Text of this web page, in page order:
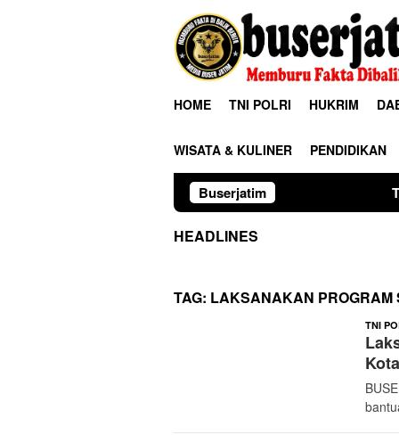
HOME TNI POLRI HUKRIM
WISATA & KULINER PENDIDIKAN
Buserjatim TNI-Polri
HEADLINES
TAG: LAKSANAKAN PROGRAM
TNI